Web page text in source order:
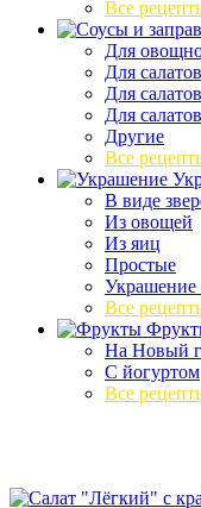
Все
Для
Для
Для
Для
Другие
Все
В виде
Из овощей
Из яиц
Простые
Украшение
Все
На Новый
С йогуртом
Все